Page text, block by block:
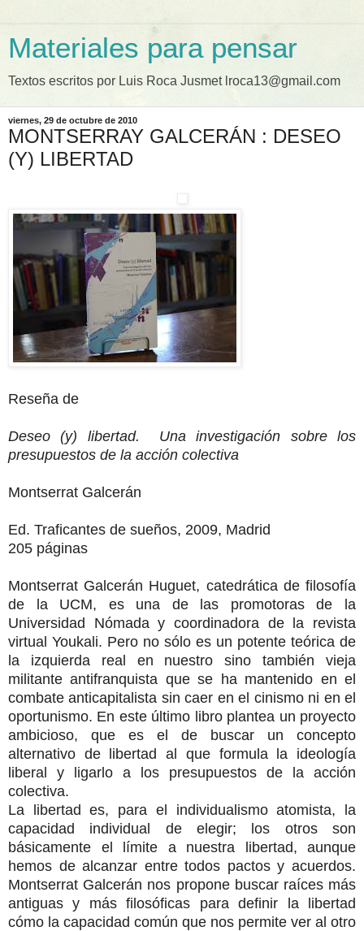
Materiales para pensar
Textos escritos por Luis Roca Jusmet lroca13@gmail.com
viernes, 29 de octubre de 2010
MONTSERRAY GALCERÁN : DESEO
(Y) LIBERTAD
Reseña de
Deseo (y) libertad. Una investigación sobre los
presupuestos de la acción colectiva
Montserrat Galcerán
Ed. Traficantes de sueños, 2009, Madrid
205 páginas
Montserrat Galcerán Huguet, catedrática de filosofía
de la UCM, es una de las promotoras de la
Universidad Nómada y coordinadora de la revista
virtual Youkali. Pero no sólo es un potente teórica de
la izquierda real en nuestro sino también vieja
militante antifranquista que se ha mantenido en el
combate anticapitalista sin caer en el cinismo ni en el
oportunismo. En este último libro plantea un proyecto
ambicioso, que es el de buscar un concepto
alternativo de libertad al que formula la ideología
liberal y ligarlo a los presupuestos de la acción
colectiva.
La libertad es, para el individualismo atomista, la
capacidad individual de elegir; los otros son
básicamente el límite a nuestra libertad, aunque
hemos de alcanzar entre todos pactos y acuerdos.
Montserrat Galcerán nos propone buscar raíces más
antiguas y más filosóficas para definir la libertad
cómo la capacidad común que nos permite ver al otro